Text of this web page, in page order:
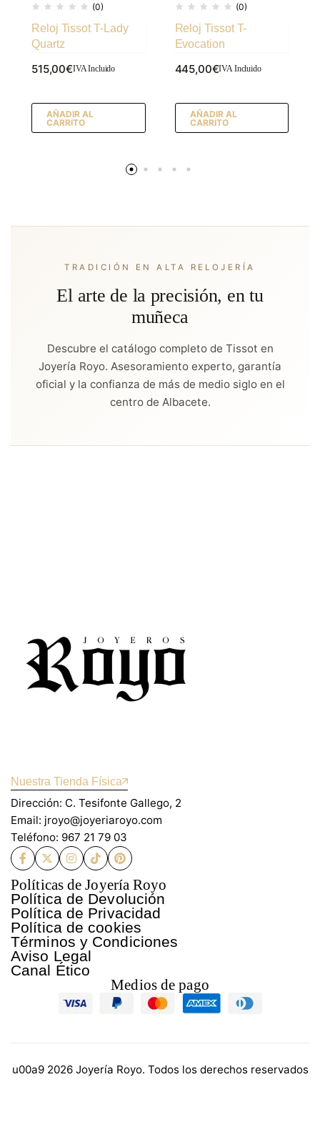
(0)
Reloj Tissot T-Lady
Quartz
515,00€IVA Incluido
AÑADIR AL
CARRITO
(0)
Reloj Tissot T-
Evocation
445,00€IVA Incluido
AÑADIR AL
CARRITO
TRADICIÓN EN ALTA RELOJERÍA
El arte de la precisión, en tu
muñeca
Descubre el catálogo completo de Tissot en
Joyería Royo. Asesoramiento experto, garantía
oficial y la confianza de más de medio siglo en el
centro de Albacete.
Nuestra Tienda Física
Dirección: C. Tesifonte Gallego, 2
Email: jroyo@joyeriaroyo.com
Teléfono: 967 21 79 03
Políticas de Joyería Royo
Política de Devolución
Política de Privacidad
Política de cookies
Términos y Condiciones
Aviso Legal
Canal Ético
Medios de pago
u00a9 2026 Joyería Royo. Todos los derechos reservados